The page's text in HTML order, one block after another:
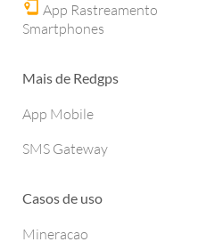
App Rastreamento
Smartphones
Mais de Redgps
App Mobile
SMS Gateway
Casos de uso
Mineracao